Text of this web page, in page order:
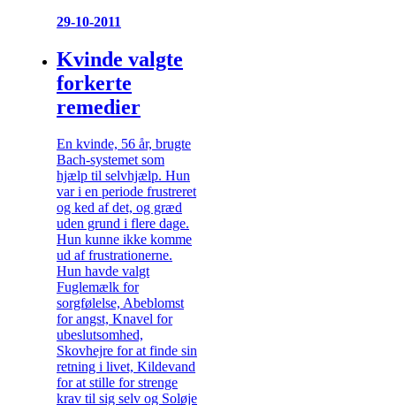
29-10-2011
Kvinde valgte
forkerte
remedier
En kvinde, 56 år, brugte
Bach-systemet som
hjælp til selvhjælp. Hun
var i en periode frustreret
og ked af det, og græd
uden grund i flere dage.
Hun kunne ikke komme
ud af frustrationerne.
Hun havde valgt
Fuglemælk for
sorgfølelse, Abeblomst
for angst, Knavel for
ubeslutsomhed,
Skovhejre for at finde sin
retning i livet, Kildevand
for at stille for strenge
krav til sig selv og Soløje